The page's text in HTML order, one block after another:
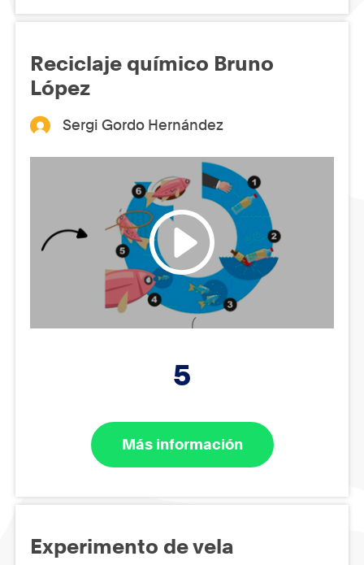
Reciclaje químico Bruno
López
Sergi Gordo Hernández
5
Más información
Experimento de vela